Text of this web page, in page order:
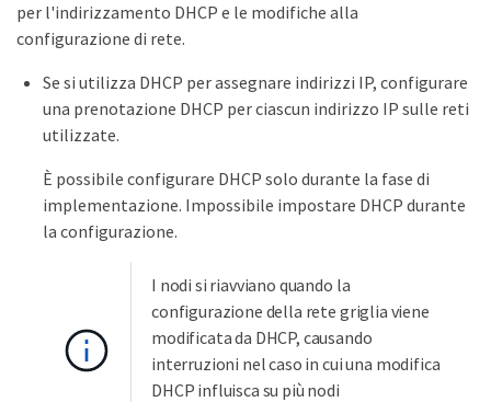
per l'indirizzamento DHCP e le modifiche alla
configurazione di rete.
Se si utilizza DHCP per assegnare indirizzi IP, configurare
una prenotazione DHCP per ciascun indirizzo IP sulle reti
utilizzate.
È possibile configurare DHCP solo durante la fase di
implementazione. Impossibile impostare DHCP durante
la configurazione.
I nodi si riavviano quando la
configurazione della rete griglia viene
modificata da DHCP, causando
interruzioni nel caso in cui una modifica
DHCP influisca su più nodi